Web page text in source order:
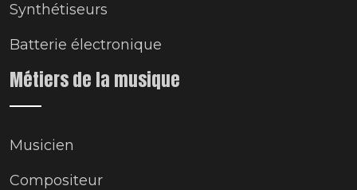
Synthétiseurs
Batterie électronique
Métiers de la musique
Musicien
Compositeur